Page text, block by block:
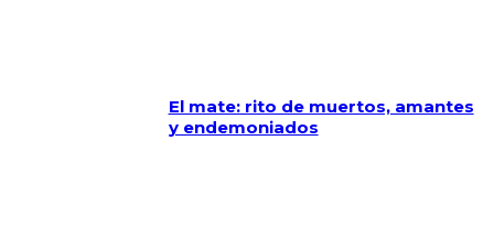
El mate: rito de muertos, amantes
y endemoniados